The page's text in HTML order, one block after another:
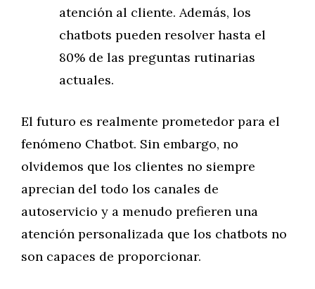
atención al cliente. Además, los
chatbots pueden resolver hasta el
80% de las preguntas rutinarias
actuales.
El futuro es realmente prometedor para el
fenómeno Chatbot. Sin embargo, no
olvidemos que los clientes no siempre
aprecian del todo los canales de
autoservicio y a menudo prefieren una
atención personalizada que los chatbots no
son capaces de proporcionar.